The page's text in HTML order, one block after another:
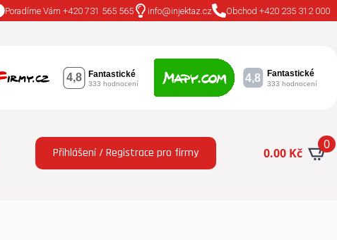
Poradíme Vám +420 731 565 565 info@injektaz.cz Obchod +420 235 312 000
Přihlášení / Registrace pro firmy 0.00 Kč
0